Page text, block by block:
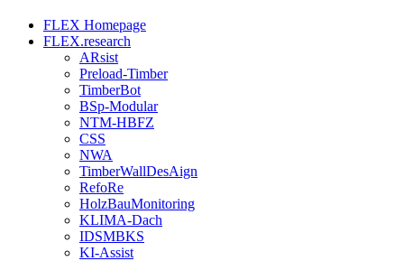
FLEX Homepage
FLEX.research
ARsist
Preload-Timber
TimberBot
BSp-Modular
NTM-HBFZ
CSS
NWA
TimberWallDesAign
RefoRe
HolzBauMonitoring
KLIMA-Dach
IDSMBKS
KI-Assist